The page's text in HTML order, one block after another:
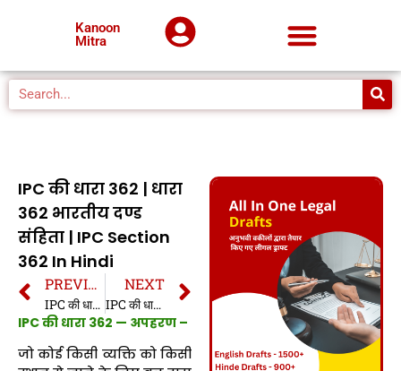
Kanoon
Mitra
IPC की धारा 362 | धारा
362 भारतीय दण्ड
संहिता | IPC Section
362 In Hindi
PREVIOUS
IPC की धारा 361 | धारा 361 भारतीय दण्ड संहिता | IPC Section 361 In Hindi
NEXT
IPC की धारा 363 | धारा 363 भारतीय दण्ड संहिता | IPC Section 363 In Hindi
IPC की धारा 362 — अपहरण –
जो कोई किसी व्यक्ति को किसी